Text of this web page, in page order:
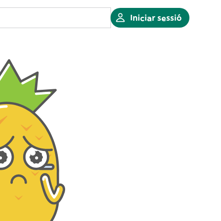
Iniciar sessió